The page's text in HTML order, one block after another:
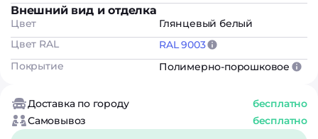
Внешний вид и отделка
Цвет
Глянцевый белый
Цвет RAL
RAL 9003
Покрытие
Полимерно-порошковое
Доставка по городу
бесплатно
Самовывоз
бесплатно